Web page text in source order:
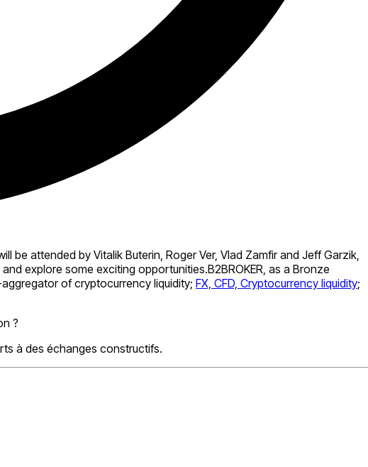
attended by Vitalik Buterin, Roger Ver, Vlad Zamfir and Jeff Garzik,
explore some exciting opportunities.B2BROKER, as a Bronze
of cryptocurrency liquidity; FX, CFD, Cryptocurrency liquidity;
?
à des échanges constructifs.